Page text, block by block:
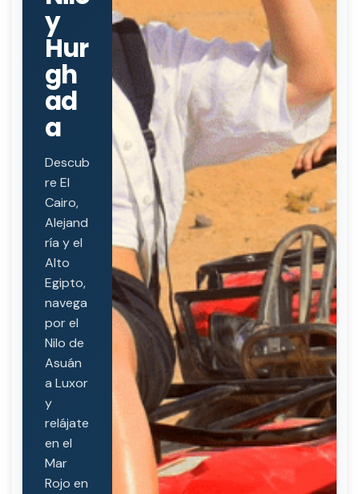
y
Hur
gh
ad
a
Descub
re El
Cairo,
Alejand
ría y el
Alto
Egipto,
navega
por el
Nilo de
Asuán
a Luxor
y
relájate
en el
Mar
Rojo en